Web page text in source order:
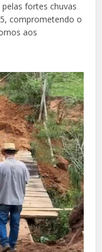
fortes chuvas
comprometendo o
aos